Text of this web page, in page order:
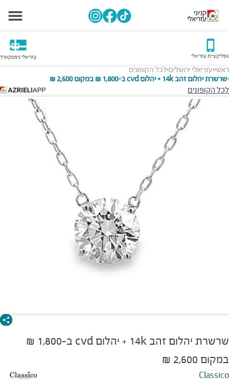
אפליקציית עזריאלי עזריאלי גיפטקארד
ראשי>עזריאלי ירושלים>לכל הקופונים
>שרשרת יהלום זהב 14k + יהלום cvd ב-1,800 ₪ במקום 2,600 ₪
לכל הקופונים
שרשרת יהלום זהב 14k + יהלום cvd ב-1,800 ₪
במקום 2,600 ₪
Classico